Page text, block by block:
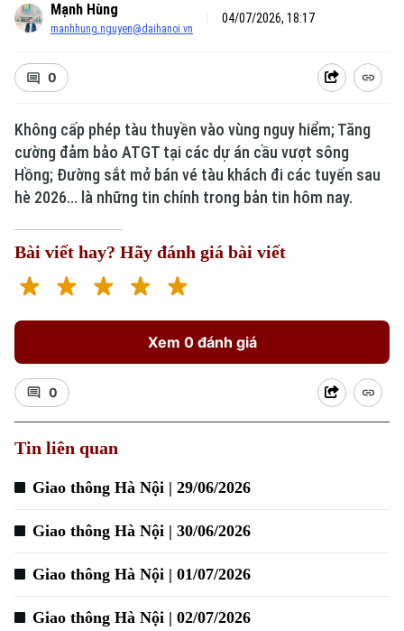
Mạnh Hùng
manhhung.nguyen@daihanoi.vn
04/07/2026, 18:17
0
Không cấp phép tàu thuyền vào vùng nguy hiểm; Tăng
cường đảm bảo ATGT tại các dự án cầu vượt sông
Hồng; Đường sắt mở bán vé tàu khách đi các tuyến sau
hè 2026... là những tin chính trong bản tin hôm nay.
Bài viết hay? Hãy đánh giá bài viết
Xem 0 đánh giá
0
Tin liên quan
Giao thông Hà Nội | 29/06/2026
Giao thông Hà Nội | 30/06/2026
Giao thông Hà Nội | 01/07/2026
Giao thông Hà Nội | 02/07/2026